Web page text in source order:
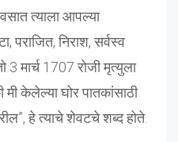
त्याला आपल्या
पराजित, निराश, सर्वस्व
3 मार्च 1707 रोजी मृत्युला
केलेल्या घोर पातकांसाठी
हे त्याचे शेवटचे शब्द होते.